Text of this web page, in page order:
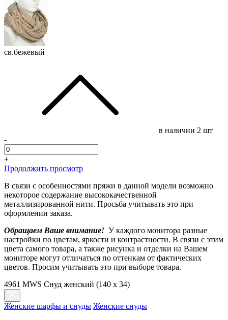
св.бежевый
в наличии 2 шт
-
+
Продолжить просмотр
В связи с особенностями пряжи в данной модели возможно
некоторое содержание высококачественной
металлизированной нити. Просьба учитывать это при
оформлении заказа.
Обращаем Ваше внимание! У каждого монитора разные
настройки по цветам, яркости и контрастности. В связи с этим
цвета самого товара, а также рисунка и отделки на Вашем
мониторе могут отличаться по оттенкам от фактических
цветов. Просим учитывать это при выборе товара.
4961 MWS Снуд женский (140 х 34)
Женские шарфы и снуды Женские снуды